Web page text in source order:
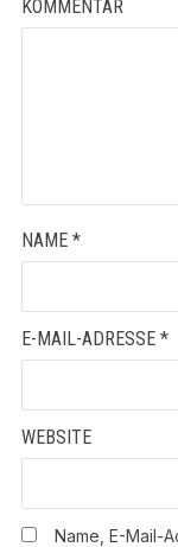
KOMMENTAR
NAME *
E-MAIL-ADRESSE *
WEBSITE
Name, E-Mail-